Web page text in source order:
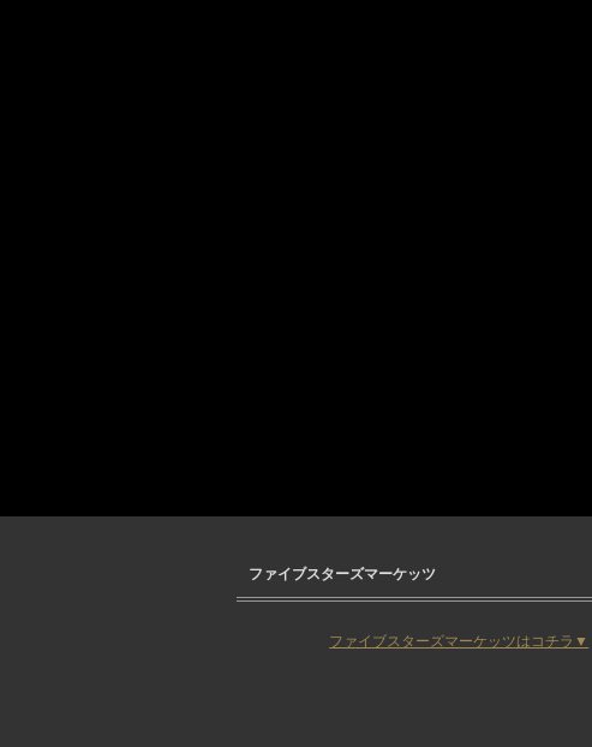
ファイブスターズマーケッツ
ファイブスターズマーケッツはコチラ▼